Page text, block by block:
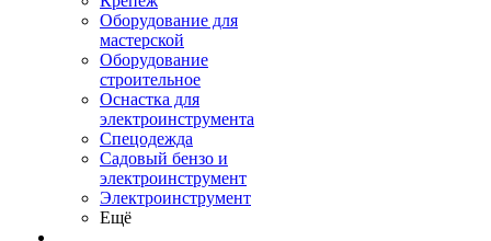
Оборудование для
мастерской
Оборудование
строительное
Оснастка для
электроинструмента
Спецодежда
Садовый бензо и
электроинструмент
Электроинструмент
Ещё